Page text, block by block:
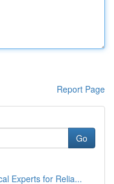
Report Page
Go
Experts for Relia...